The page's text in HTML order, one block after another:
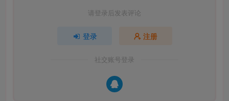
请登录后发表评论
登录 注册
社交账号登录